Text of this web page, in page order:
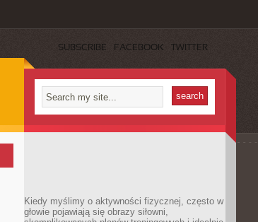
SUBSCRIBE FACEBOOK TWITTER
Kiedy myślimy o aktywności fizycznej, często w
głowie pojawiają się obrazy siłowni,